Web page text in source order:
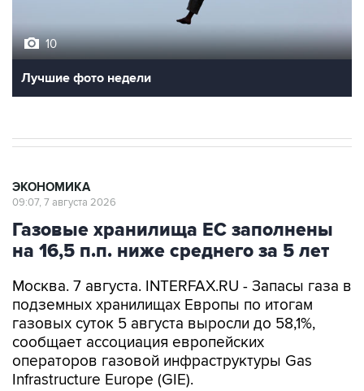
10
Лучшие фото недели
ЭКОНОМИКА
09:07, 7 августа 2026
Газовые хранилища ЕС заполнены
на 16,5 п.п. ниже среднего за 5 лет
Москва. 7 августа. INTERFAX.RU - Запасы газа в
подземных хранилищах Европы по итогам
газовых суток 5 августа выросли до 58,1%,
сообщает ассоциация европейских
операторов газовой инфраструктуры Gas
Infrastructure Europe (GIE).